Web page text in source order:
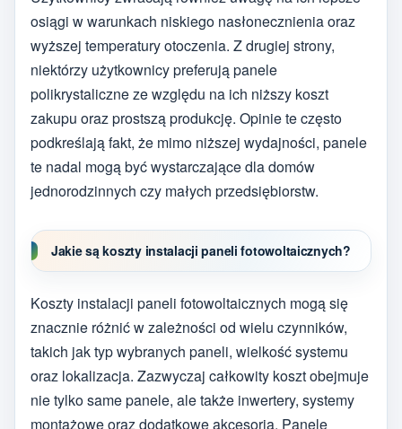
osiągi w warunkach niskiego nasłonecznienia oraz
wyższej temperatury otoczenia. Z drugiej strony,
niektórzy użytkownicy preferują panele
polikrystaliczne ze względu na ich niższy koszt
zakupu oraz prostszą produkcję. Opinie te często
podkreślają fakt, że mimo niższej wydajności, panele
te nadal mogą być wystarczające dla domów
jednorodzinnych czy małych przedsiębiorstw.
Jakie są koszty instalacji paneli fotowoltaicznych?
Koszty instalacji paneli fotowoltaicznych mogą się
znacznie różnić w zależności od wielu czynników,
takich jak typ wybranych paneli, wielkość systemu
oraz lokalizacja. Zazwyczaj całkowity koszt obejmuje
nie tylko same panele, ale także inwertery, systemy
montażowe oraz dodatkowe akcesoria. Panele